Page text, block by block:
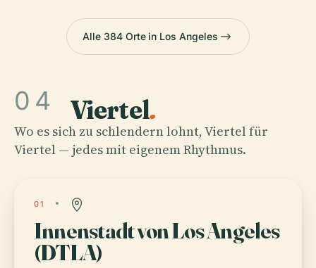
Alle 384 Orte in Los Angeles
04 Viertel.
Wo es sich zu schlendern lohnt, Viertel für
Viertel — jedes mit eigenem Rhythmus.
01
Innenstadt von Los Angeles
(DTLA)